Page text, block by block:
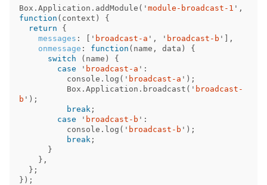
Box . Application . addModule ( ' module-broadcast-1 ' ,
function ( context )
{
return
{
messages : ' broadcast-a ' , ' broadcast-b '
],
onmessage : function ( name , data )
{
switch
( name )
{
case
' broadcast-a ' :
console . log ( ' broadcast-a ' );
Box . Application . broadcast ( ' broadcast-
b ' );
break ;
case
' broadcast-b ' :
console . log ( ' broadcast-b ' );
break ;
}
},
};
});